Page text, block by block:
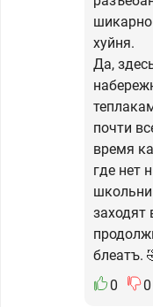
шикарно
хуйня.
Да,
почти
время
где нет
заходят
блеатъ.
0
0